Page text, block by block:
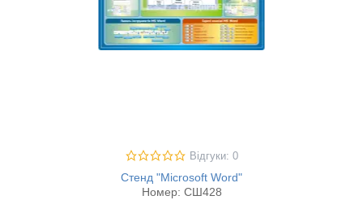
Відгуки: 0
Стенд "Microsoft Word"
Номер: СШ428